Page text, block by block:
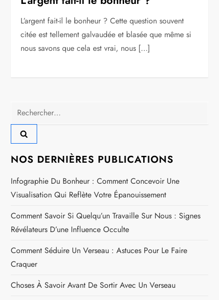
L’argent fait-il le bonheur ? Cette question souvent
citée est tellement galvaudée et blasée que même si
nous savons que cela est vrai, nous […]
Rechercher :
NOS DERNIÈRES PUBLICATIONS
Infographie Du Bonheur : Comment Concevoir Une
Visualisation Qui Reflète Votre Épanouissement
Comment Savoir Si Quelqu’un Travaille Sur Nous : Signes
Révélateurs D’une Influence Occulte
Comment Séduire Un Verseau : Astuces Pour Le Faire
Craquer
Choses À Savoir Avant De Sortir Avec Un Verseau